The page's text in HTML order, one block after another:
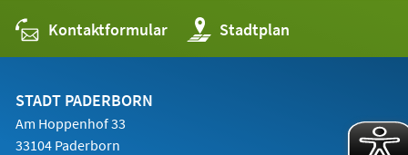
Kontaktformular Stadtplan
(Öffnet
in
einem
STADT PADERBORN
Am Hoppenhof 33
33104 Paderborn